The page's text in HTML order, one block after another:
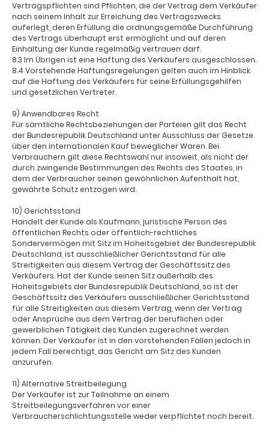
Vertragspflichten sind Pflichten, die der Vertrag dem Verkäufer
nach seinem Inhalt zur Erreichung des Vertragszwecks
auferlegt, deren Erfüllung die ordnungsgemäße Durchführung
des Vertrags überhaupt erst ermöglicht und auf deren
Einhaltung der Kunde regelmäßig vertrauen darf.
8.3 Im Übrigen ist eine Haftung des Verkäufers ausgeschlossen.
8.4 Vorstehende Haftungsregelungen gelten auch im Hinblick
auf die Haftung des Verkäufers für seine Erfüllungsgehilfen
und gesetzlichen Vertreter.
9) Anwendbares Recht
Für sämtliche Rechtsbeziehungen der Parteien gilt das Recht
der Bundesrepublik Deutschland unter Ausschluss der Gesetze
über den internationalen Kauf beweglicher Waren. Bei
Verbrauchern gilt diese Rechtswahl nur insoweit, als nicht der
durch zwingende Bestimmungen des Rechts des Staates, in
dem der Verbraucher seinen gewöhnlichen Aufenthalt hat,
gewährte Schutz entzogen wird.
10) Gerichtsstand
Handelt der Kunde als Kaufmann, juristische Person des
öffentlichen Rechts oder öffentlich-rechtliches
Sondervermögen mit Sitz im Hoheitsgebiet der Bundesrepublik
Deutschland, ist ausschließlicher Gerichtsstand für alle
Streitigkeiten aus diesem Vertrag der Geschäftssitz des
Verkäufers. Hat der Kunde seinen Sitz außerhalb des
Hoheitsgebiets der Bundesrepublik Deutschland, so ist der
Geschäftssitz des Verkäufers ausschließlicher Gerichtsstand
für alle Streitigkeiten aus diesem Vertrag, wenn der Vertrag
oder Ansprüche aus dem Vertrag der beruflichen oder
gewerblichen Tätigkeit des Kunden zugerechnet werden
können. Der Verkäufer ist in den vorstehenden Fällen jedoch in
jedem Fall berechtigt, das Gericht am Sitz des Kunden
anzurufen.
11) Alternative Streitbeilegung
Der Verkäufer ist zur Teilnahme an einem
Streitbeilegungsverfahren vor einer
Verbraucherschlichtungsstelle weder verpflichtet noch bereit.